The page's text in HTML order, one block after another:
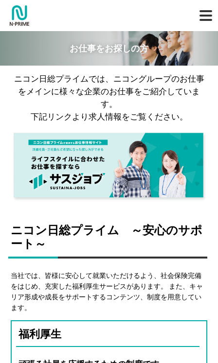
お仕事をお探しの方
ニコン日総プライムでは、ニコングループのお仕事
をメインに様々な企業のお仕事をご紹介していま
す。
下記リンクより求人情報をご覧ください。
ニコン日総プライム ～安心のサポ
ート～
当社では、皆様に安心して就業いただけるよう、社会保険完備
をはじめ、充実した福利厚生サービスがあります。 また、キャ
リア形成や成長をサポートするコンテンツ、制度を用意してい
ます。
福利厚生